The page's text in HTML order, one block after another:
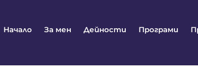
Начало За мен Дейности Програми